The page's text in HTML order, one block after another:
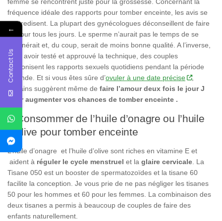
femme se rencontrent juste pour la grossesse. Concernant la
fréquence idéale des rapports pour tomber enceinte, les avis se
contredisent. La plupart des gynécologues déconseillent de faire
l’amour tous les jours. Le sperme n’aurait pas le temps de se
régénérait et, du coup, serait de moins bonne qualité. A l’inverse,
pour avoir testé et approuvé la technique, des couples
préconisent les rapports sexuels quotidiens pendant la période
féconde. Et si vous êtes sûre d’ovuler à une date précise
,
certains suggèrent même de faire l’amour deux fois le jour J
pour augmenter vos chances de tomber enceinte .
5-Consommer de l’huile d’onagre ou l’huile
d’olive pour tomber enceinte
L’huile d’onagre et l’huile d’olive sont riches en vitamine E et
aident à réguler le cycle menstruel et la glaire cervicale. La
Tisane 050 est un booster de spermatozoïdes et la tisane 60
facilite la conception. Je vous prie de ne pas négliger les tisanes
50 pour les hommes et 60 pour les femmes. La combinaison des
deux tisanes a permis à beaucoup de couples de faire des
enfants naturellement.
←
Contact Us